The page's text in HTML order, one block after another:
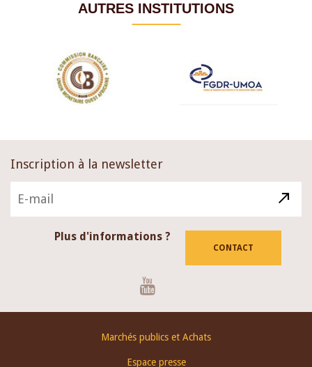
AUTRES INSTITUTIONS
Inscription à la newsletter
Plus d'informations ?
CONTACT
Marchés publics et Achats
Espace presse